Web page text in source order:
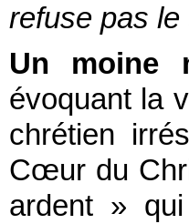
refuse pas
Un moine
évoquant la
chrétien
Cœur du
ardent »